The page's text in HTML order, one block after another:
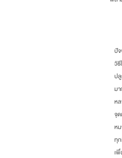
ปั
วิธี
ป
ม
ห
จุ
ห
ทุ
เพื่